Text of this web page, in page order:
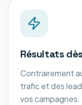
Résultats
Contrairement
trafic et des
vos campagnes.